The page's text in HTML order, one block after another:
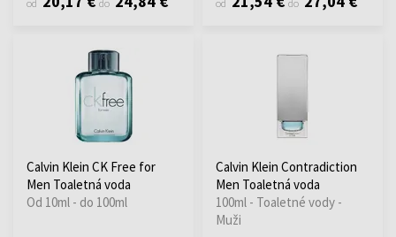
od do od do
Calvin Klein CK Free for
Men Toaletná voda
Od 10ml - do 100ml
Calvin Klein Contradiction
Men Toaletná voda
100ml - Toaletné vody -
Muži